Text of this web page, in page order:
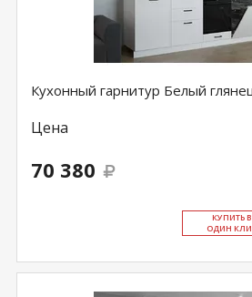
Кухонный гарнитур Белый
Цена
70 380
КУ­ПИТЬ В
ОДИН